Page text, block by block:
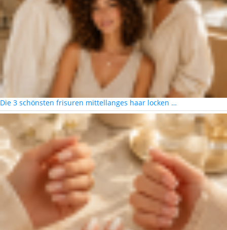
Die 3 schönsten frisuren mittellanges haar locken …